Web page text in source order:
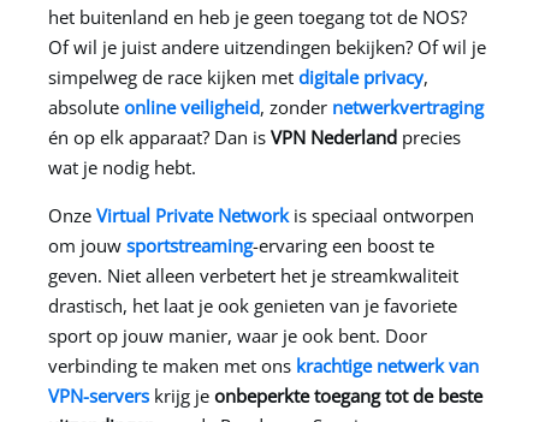
het buitenland en heb je geen toegang tot de NOS?
Of wil je juist andere uitzendingen bekijken? Of wil je
simpelweg de race kijken met digitale privacy,
absolute online veiligheid, zonder netwerkvertraging
én op elk apparaat? Dan is VPN Nederland precies
wat je nodig hebt.
Onze Virtual Private Networkis speciaal ontworpen
om jouw sportstreaming-ervaring een boost te
geven. Niet alleen verbetert het je streamkwaliteit
drastisch, het laat je ook genieten van je favoriete
sport op jouw manier, waar je ook bent. Door
verbinding te maken met ons krachtige netwerk van
VPN-servers krijg je onbeperkte toegang tot de beste